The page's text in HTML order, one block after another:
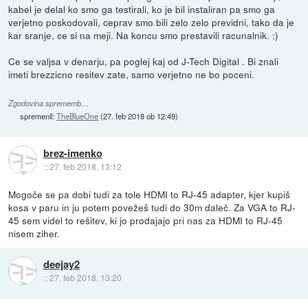
kabel je delal ko smo ga testirali, ko je bil instaliran pa smo ga
verjetno poskodovali, ceprav smo bili zelo zelo previdni, tako da je
kar sranje, ce si na meji. Na koncu smo prestavili racunalnik. :)
Ce se valjsa v denarju, pa poglej kaj od J-Tech Digital . Bi znali
imeti brezzicno resitev zate, samo verjetno ne bo poceni.
Zgodovina sprememb…
spremenil:TheBlueOne(27. feb 2018 ob 12:49)
brez-imenko
::27. feb 2018, 13:12
Mogoče se pa dobi tudi za tole HDMI to RJ-45 adapter, kjer kupiš
kosa v paru in ju potem povežeš tudi do 30m daleč. Za VGA to RJ-
45 sem videl to rešitev, ki jo prodajajo pri nas za HDMI to RJ-45
nisem ziher.
deejay2
::27. feb 2018, 13:20